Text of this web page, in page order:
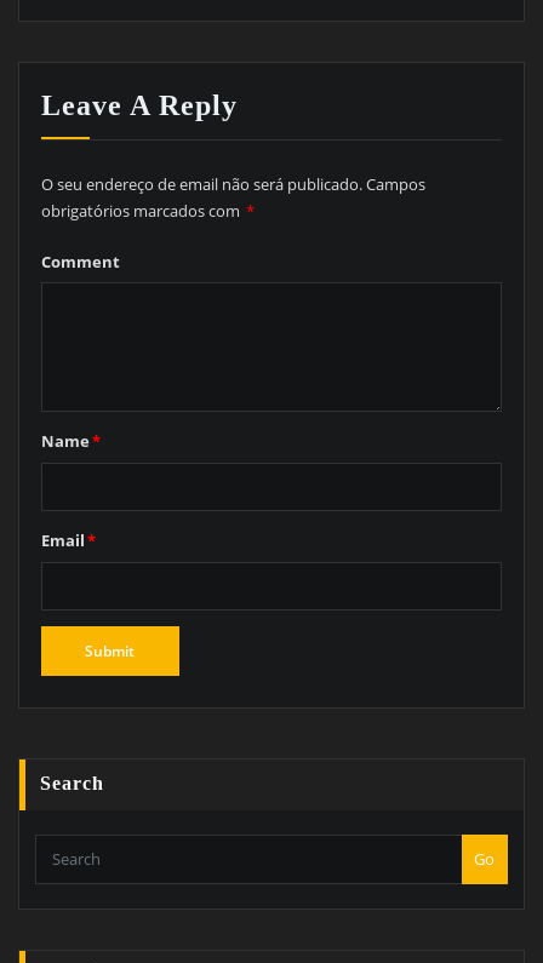
Leave A Reply
O seu endereço de email não será publicado.Campos
obrigatórios marcados com *
Comment
Name*
Email*
Search
Go